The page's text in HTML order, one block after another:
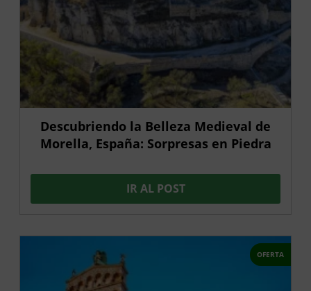
Descubriendo la Belleza Medieval de
Morella, España: Sorpresas en Piedra
IR AL POST
OFERTA